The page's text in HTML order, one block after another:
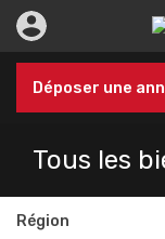
Déposer une
Tous les
Région